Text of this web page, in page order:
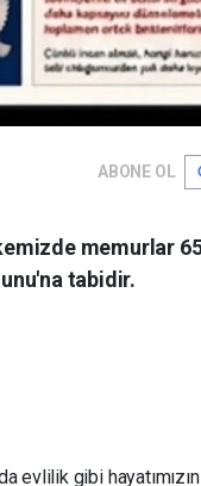
ABONE OL
memurlar
tabidir.
evlilik gibi